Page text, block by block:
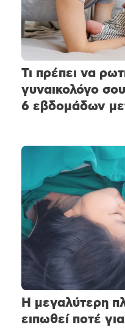
Τι πρέπει να
γυναικολόγο
6 εβδομάδων
Η μεγαλύτερη
ειπωθεί ποτέ